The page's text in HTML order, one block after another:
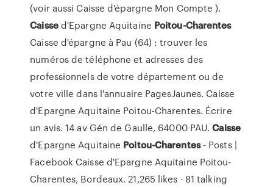
(voir aussi Caisse d'épargne Mon Compte ).
Caissed'Epargne Aquitaine Poitou-Charentes
Caisse d'épargne à Pau (64) : trouver les
numéros de téléphone et adresses des
professionnels de votre département ou de
votre ville dans l'annuaire PagesJaunes. Caisse
d'Epargne Aquitaine Poitou-Charentes. Écrire
un avis. 14 av Gén de Gaulle, 64000 PAU.Caisse
d'Epargne Aquitaine Poitou-Charentes- Posts |
Facebook Caisse d'Epargne Aquitaine Poitou-
Charentes, Bordeaux. 21,265 likes · 81 talking